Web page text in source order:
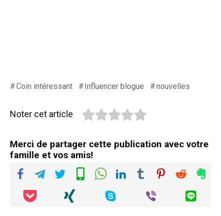
Coin intéressant Influencer blogue nouvelles
Noter cet article
Merci de partager cette publication avec votre
famille et vos amis!